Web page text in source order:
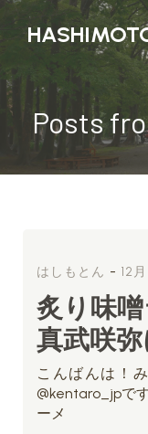
Posts
はしもとん - 12
炙り味
真武咲
こんばんは！
@kentaro_jpで
ーメ